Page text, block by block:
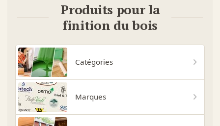
Produits pour la
finition du bois
Catégories
Marques